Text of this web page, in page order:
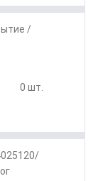
/
0 шт.